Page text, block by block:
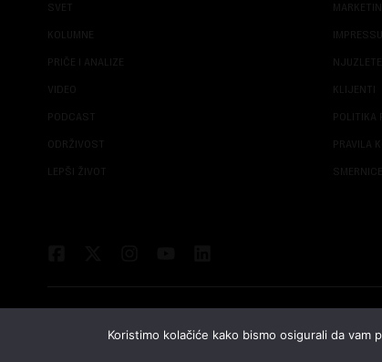
SVET
KOLUMNE
PRIČE I ANALIZE
VIDEO
PODCAST
ODRŽIVOST
LEPŠI ŽIVOT
KLIJENTI
POLITIKA
PRAVILA
Koristimo kolačiće kako bismo osigurali da